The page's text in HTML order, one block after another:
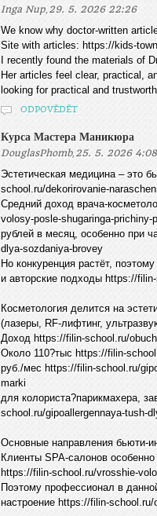
Inga Nup, 29. 5. 2026 22:26
We know why doctor-written
Site with articles: https://kids-
I recently found the materials of
Her articles feel clear, practical,
looking for practical and
ODPOVĚDĚT
Курса Мастера Маникюра
DouglasPhomb, 25. 5. 2026 4:08
Эстетическая медицина – это
school.ru/dekorirovanie-
Средний доход врача-
volosy-posle-shugaringa-
рублей в месяц, особенно при
dlya-sozdaniya-brovey
Но конкуренция растёт,
и авторские подходы https://
Косметология делится на
(лазеры, RF-лифтинг,
Доход https://filin-school.ru/
Около 110?тыс https://filin-
руб./мес https://filin-school.ru/
marki
для колориста?парикмахера,
school.ru/gipoallergennaya-tush-
Основные направления бьюти-
Клиенты SPA-салонов
https://filin-school.ru/vrosshie-
Поэтому профессионал в
настроение https://filin-